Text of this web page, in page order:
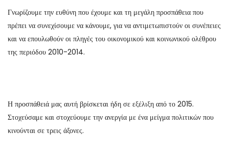
Γνωρίζουμε την ευθύνη που έχουμε και τη μεγάλη προσπάθεια που
πρέπει να συνεχίσουμε να κάνουμε, για να αντιμετωπιστούν οι συνέπειες
και να επουλωθούν οι πληγές του οικονομικού και κοινωνικού ολέθρου
της περιόδου 2010-2014.
Η προσπάθειά μας αυτή βρίσκεται ήδη σε εξέλιξη από το 2015.
Στοχεύσαμε και στοχεύουμε την ανεργία με ένα μείγμα πολιτικών που
κινούνται σε τρεις άξονες.